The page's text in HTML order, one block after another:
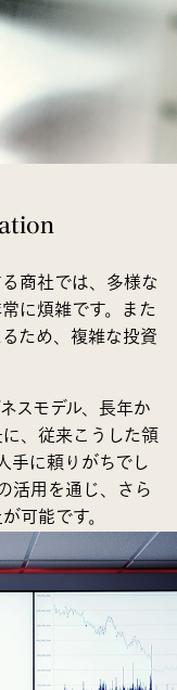
商社では、多様な
に煩雑です。また
ため、複雑な投資
スモデル、長年か
、従来こうした領
手に頼りがちでし
活用を通じ、さら
可能です。